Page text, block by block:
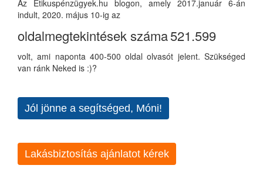
Az Etikuspénzügyek.hu blogon, amely 2017.január 6-án
indult, 2020. május 10-ig az
oldalmegtekintések száma521.599
volt, ami naponta 400-500 oldal olvasót jelent. Szükséged
van ránk Neked is :)?
Jól jönne a segítséged, Móni!
Lakásbiztosítás ajánlatot kérek